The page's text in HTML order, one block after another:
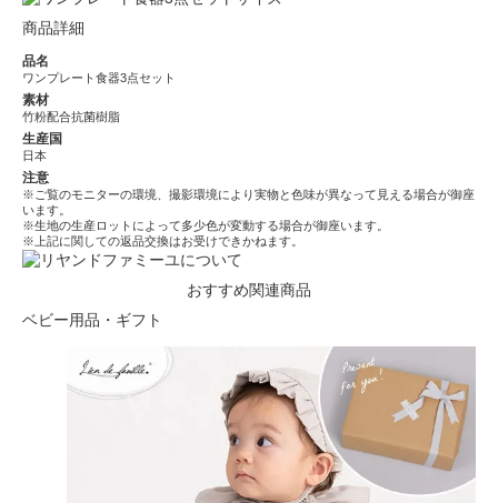
商品詳細
品名
ワンプレート食器3点セット
素材
竹粉配合抗菌樹脂
生産国
日本
注意
※ご覧のモニターの環境、撮影環境により実物と色味が異なって見える場合が御座
います。
※生地の生産ロットによって多少色が変動する場合が御座います。
※上記に関しての返品交換はお受けできかねます。
おすすめ関連商品
ベビー用品・ギフト